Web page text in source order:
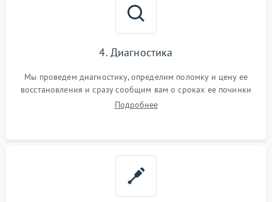
4. Диагностика
Мы проведем диагностику, определим поломку и цену ее
восстановления и сразу сообщим вам о сроках ее починки
Подробнее